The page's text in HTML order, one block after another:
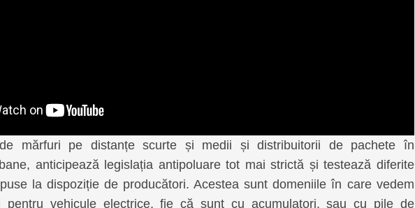
de mărfuri pe distanțe scurte și medii și distribuitorii de pachete în
anticipează legislația antipoluare tot mai strictă și testează diferite
la dispoziție de producători. Acestea sunt domeniile în care vedem
pentru vehicule electrice, fie că sunt cu acumulatori, sau cu pile de